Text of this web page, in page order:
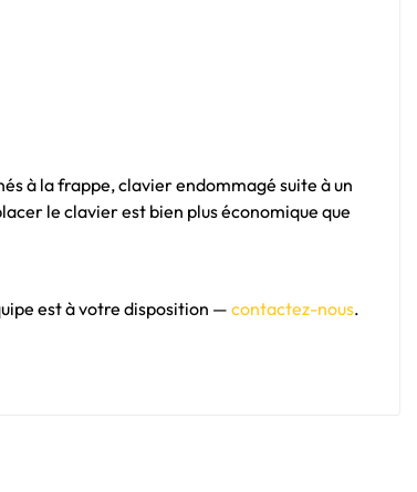
à la frappe, clavier endommagé suite à un
le clavier est bien plus économique que
est à votre disposition — contactez-nous.